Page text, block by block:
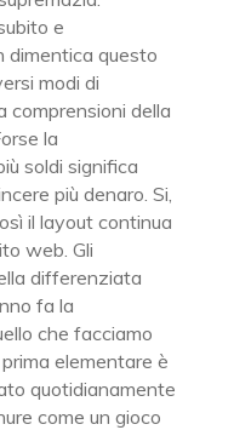
e
dimentica questo
modi di
comprensioni della
la
soldi significa
più denaro. Si,
il layout continua
web. Gli
differenziata
fa la
che facciamo
elementare è
quotidianamente
come un gioco